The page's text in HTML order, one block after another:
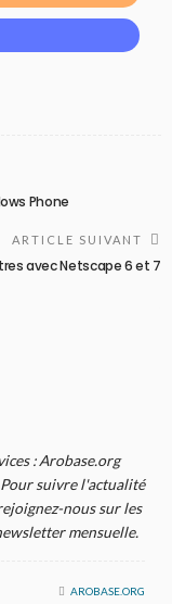
Phone
ARTICLE SUIVANT
avec Netscape 6 et 7
: Arobase.org
suivre l'actualité
nous sur les
mensuelle.
AROBASE.ORG